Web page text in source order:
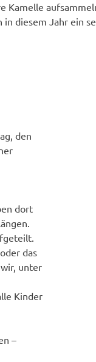
Kamelle
in diesem Jahr ein
den
dort
das
unter
Kinder
–